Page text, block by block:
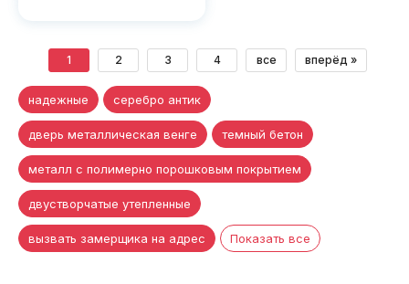
1 2 3 4 все вперёд »
надежные серебро антик
дверь металлическая венге темный бетон
металл с полимерно порошковым покрытием
двустворчатые утепленные
вызвать замерщика на адрес Показать все